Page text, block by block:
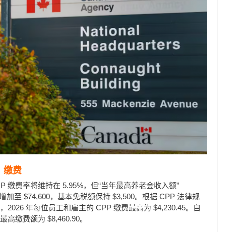
缴费
缴费率将维持在 5.95%，但“当年最高养老金收入额”
加至 $74,600，基本免税额保持 $3,500。根据 CPP 法律规
2026 年每位员工和雇主的 CPP 缴费最高为 $4,230.45。自
高缴费额为 $8,460.90。